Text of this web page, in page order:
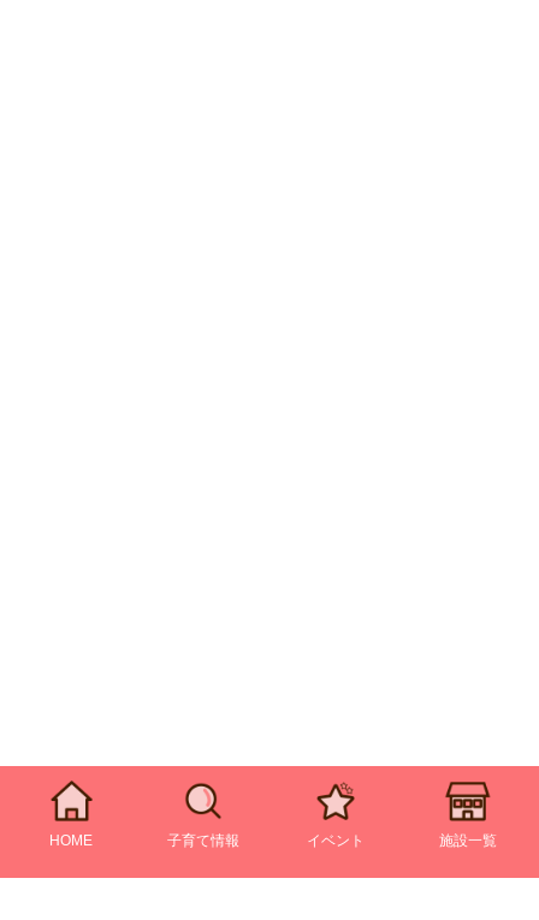
HOME 子育て情報 イベント 施設一覧